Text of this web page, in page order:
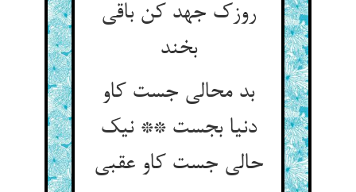
روزک جهد کن باقی
بخند
بد محالی جست کاو
دنیا بجست ** نیک
حالی جست کاو عقبی